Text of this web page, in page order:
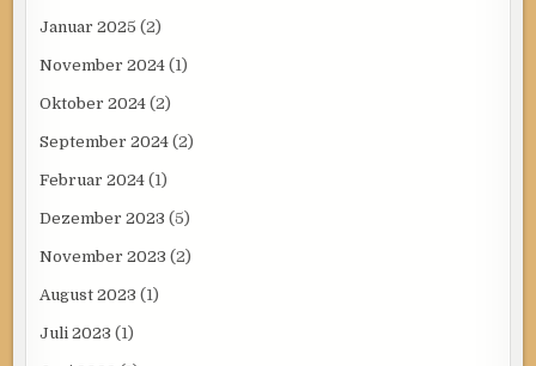
Januar 2025 (2)
November 2024 (1)
Oktober 2024 (2)
September 2024 (2)
Februar 2024 (1)
Dezember 2023 (5)
November 2023 (2)
August 2023 (1)
Juli 2023 (1)